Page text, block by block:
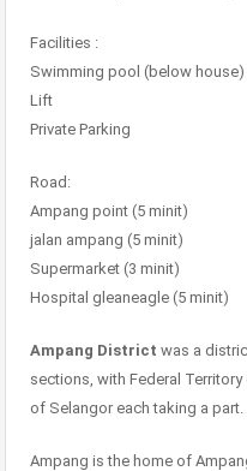
Facilities :
Swimming pool (below house)
Lift
Private Parking
Road:
Ampang point (5 minit)
jalan ampang (5 minit)
Supermarket (3 minit)
Hospital gleaneagle (5 minit)
Ampang District was a
sections, with Federal
of Selangor each taking a part.
Ampang is the home of